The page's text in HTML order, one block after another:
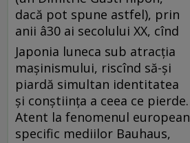
dacă pot spune astfel), prin
anii â30 ai secolului XX, cînd
Japonia luneca sub atracţia
maşinismului, riscînd să-şi
piardă simultan identitatea
şi conştiinţa a ceea ce pierde.
Atent la fenomenul european
specific mediilor Bauhaus,